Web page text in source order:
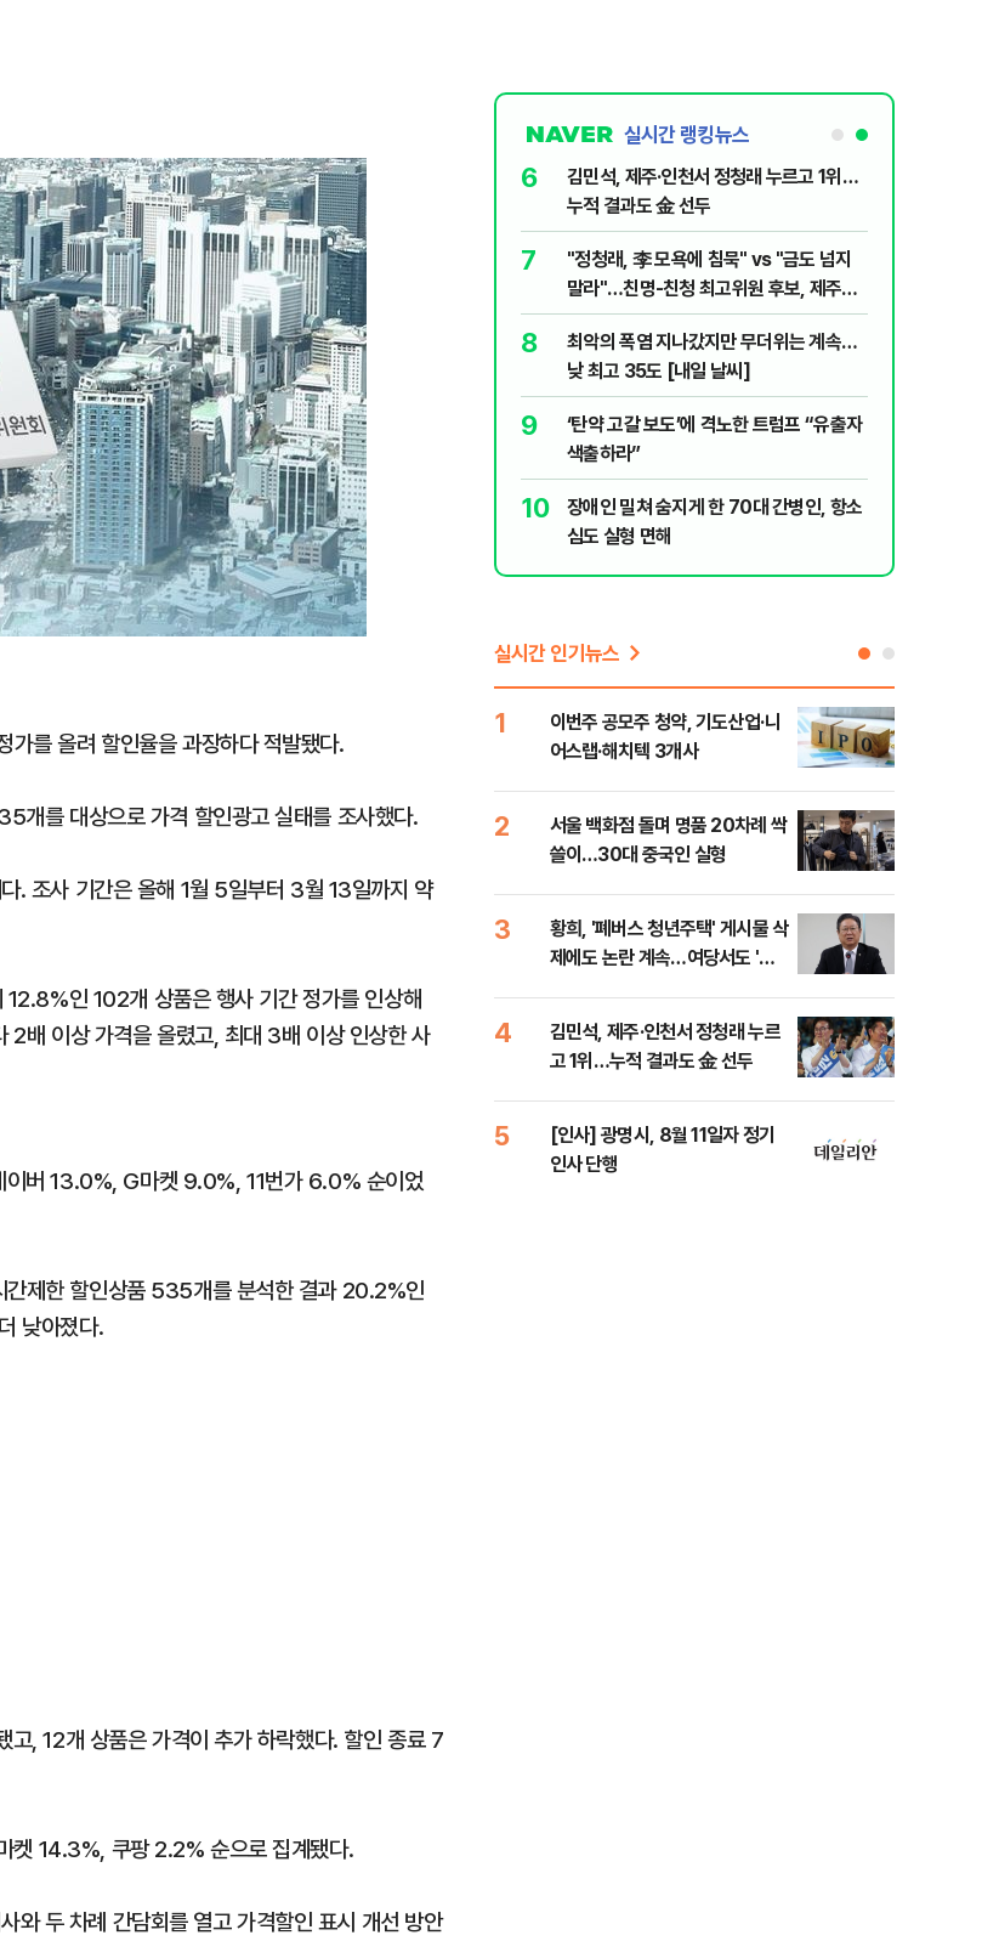
가를 올려 할인율을 과장하다 적발됐다.
개를 대상으로 가격 할인광고 실태를 조사했다.
. 조사 기간은 올해 1월 5일부터 3월 13일까지 약
인 102개 상품은 행사 기간 정가를 인상해
2배 이상 가격을 올렸고, 최대 3배 이상 인상한 사
이버 13.0%, G마켓 9.0%, 11번가 6.0% 순이었
간제한 할인상품 535개를 분석한 결과 20.2%인
낮아졌다.
, 12개 상품은 가격이 추가 하락했다. 할인 종료 7
켓 14.3%, 쿠팡 2.2% 순으로 집계됐다.
와 두 차례 간담회를 열고 가격할인 표시 개선 방안
실시간 랭킹뉴스
1
“다시 시청으로” 김선태에게 전한 40세
충주시장의 재치 있는 제안…추천 2000
개
2
"숙련된 모습" 통영 60대女 살인사건, 미
제로 갈 가능성 있나…범인의 실체는?
3
1236회 로또 1등 당첨번호
'12·18·21·29·34·38'번…1등 당첨지역
어디?
4
"출근길에 우연히 복권 샀는데…" 1등 5억
원 당첨자 사연은?
5
경찰, 드라마 '김부장' 제작사 회장 수사…
자본시장법 위반 의혹
6
김민석, 제주·인천서 정청래 누르고 1위…
누적 결과도 金 선두
7
"정청래, 李 모욕에 침묵" vs "금도 넘지
말라"…친명-친청 최고위원 후보, 제주서
격돌
8
최악의 폭염 지나갔지만 무더위는 계속…
낮 최고 35도 [내일 날씨]
9
‘탄약 고갈 보도’에 격노한 트럼프 “유출자
색출하라”
10
장애인 밀쳐 숨지게 한 70대 간병인, 항소
심도 실형 면해
실시간 인기뉴스
1
이번주 공모주 청약, 기도산업·니
어스랩·해치텍 3개사
2
서울 백화점 돌며 명품 20차례 싹
쓸이…30대 중국인 실형
3
황희, '폐버스 청년주택' 게시물 삭
제에도 논란 계속…여당서도 '내
4
김민석, 제주·인천서 정청래 누르
고 1위…누적 결과도 金 선두
5
[인사] 광명시, 8월 11일자 정기
인사 단행